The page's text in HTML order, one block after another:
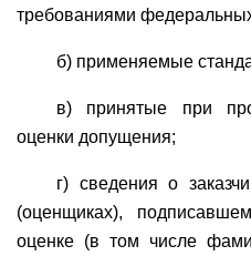
требованиями
б) применяемые
в) принятые при
оценки допущения;
г) сведения о
(оценщиках),
оценке (в том числе